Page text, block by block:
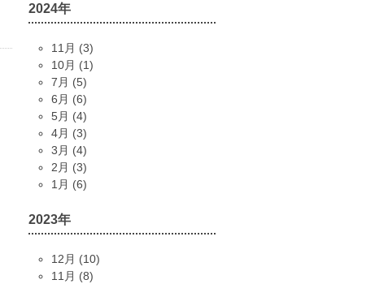
2024年
11月 (3)
10月 (1)
7月 (5)
6月 (6)
5月 (4)
4月 (3)
3月 (4)
2月 (3)
1月 (6)
2023年
12月 (10)
11月 (8)